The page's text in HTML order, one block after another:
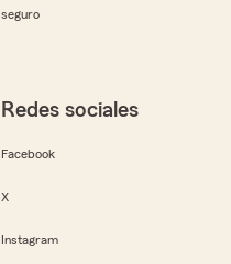
seguro
Redes sociales
Facebook
X
Instagram